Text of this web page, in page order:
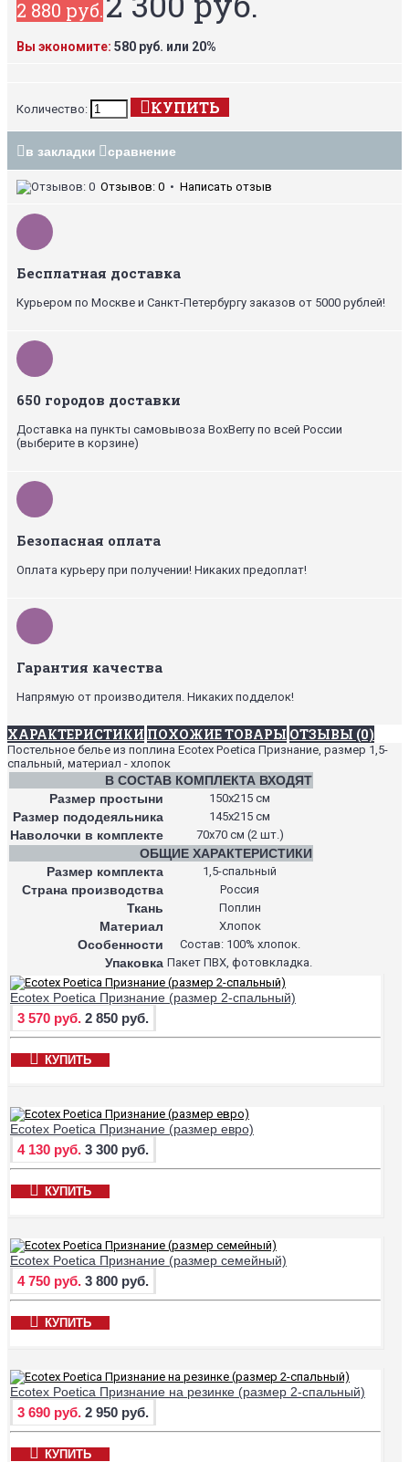
2 880 руб.
Вы экономите: 580 руб. или 20%
Количество: КУПИТЬ
в закладки сравнение
Отзывов: 0 • Написать отзыв
Бесплатная доставка
Курьером по Москве и Санкт-Петербургу заказов от 5000 рублей!
650 городов доставки
Доставка на пункты самовывоза BoxBerry по всей России
(выберите в корзине)
Безопасная оплата
Оплата курьеру при получении! Никаких предоплат!
Гарантия качества
Напрямую от производителя. Никаких подделок!
ХАРАКТЕРИСТИКИ ПОХОЖИЕ ТОВАРЫ ОТЗЫВЫ (0)
Постельное белье из поплина Ecotex Poetica Признание, размер 1,5-
спальный, материал - хлопок
В СОСТАВ КОМПЛЕКТА ВХОДЯТ
Размер простыни
150х215 см
Размер пододеяльника 145х215 см
Наволочки в комплекте 70х70 см (2 шт.)
ОБЩИЕ ХАРАКТЕРИСТИКИ
Размер комплекта
1,5-спальный
Страна производства Россия
Ткань Поплин
Материал Хлопок
Особенности Состав: 100% хлопок.
Упаковка Пакет ПВХ, фотовкладка.
Ecotex Poetica Признание (размер 2-спальный)
3 570 руб. 2 850 руб.
КУПИТЬ
Ecotex Poetica Признание (размер евро)
4 130 руб. 3 300 руб.
КУПИТЬ
Ecotex Poetica Признание (размер семейный)
4 750 руб. 3 800 руб.
КУПИТЬ
Ecotex Poetica Признание на резинке (размер 2-спальный)
3 690 руб. 2 950 руб.
КУПИТЬ